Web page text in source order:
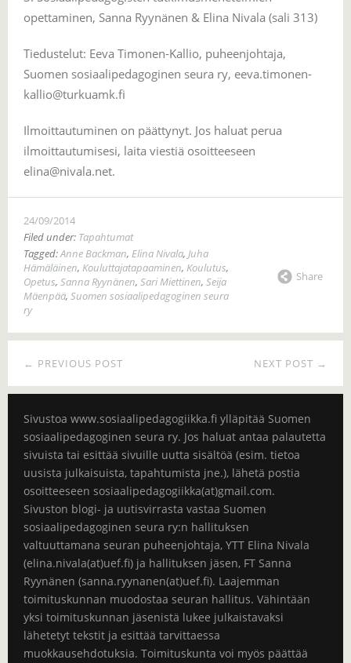
opettaminen, Sanna Ryynänen & Elina Nivala (sali 313)
Tiedustelut: Eeva Timonen-Kallio, puheenjohtaja,
Suomen sosiaalipedagoginen seura ry, eeva.timonen-
kallio@turkuamk.fi
Ilmoittautuminen on päättynyt. Jos haluat perua
ilmoittautumisesi, laita viestiä osoitteeseen
elina@nivala.net.
24/09/2014
Filed under: Tapahtumat
Tagged:Anne Backman, Elina Nivala, Juha
Hämäläinen, Kouluttajatapaaminen, Koulutus,
Opetus, Sanna Ryynänen, Sari Miettinen, Seija
Mäenpää, Suomen sosiaalipedagoginen seura
ry
Share
NEXT POST →
← PREVIOUS POST
Sivustoa www.sosiaalipedagogiikka.fi ylläpitää Suomen
sosiaalipedagoginen seura ry. Jos haluat antaa palautetta
sivuista tai esittää sivuille uutta sisältöä (esim. tietoa
uusista julkaisuista, tapahtumista jne.), lähetä postia
osoitteeseen sosiaalipedagogiikka(at)gmail.com.
Sivuston blogi- ja uutisvirrasta vastaa Suomen
sosiaalipedagoginen seura ry:n hallituksen
valtuuttamana seuran puheenjohtaja, YTT Elina Nivala
(elina.nivala(at)uef.fi) ja hallituksen jäsen, FT Sanna
Ryynänen (sanna.ryynanen(at)uef.fi). Laajemman
toimituskunnan muodostaa seuran hallitus. Vähintään
yksi toimituskunnan jäsenistä lukee julkaistavaksi
lähetetyt tekstit ja esittää tarvittaessa
muokkausehdotuksia. Toimituskunta voi myös päättää